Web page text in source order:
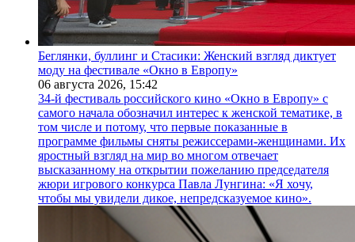
Беглянки, буллинг и Стасики: Женский взгляд диктует
моду на фестивале «Окно в Европу»
06 августа 2026, 15:42
34-й фестиваль российского кино «Окно в Европу» с
самого начала обозначил интерес к женской тематике, в
том числе и потому, что первые показанные в
программе фильмы сняты режиссерами-женщинами. Их
яростный взгляд на мир во многом отвечает
высказанному на открытии пожеланию председателя
жюри игрового конкурса Павла Лунгина: «Я хочу,
чтобы мы увидели дикое, непредсказуемое кино».